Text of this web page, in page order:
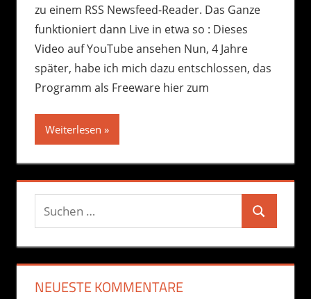
zu einem RSS Newsfeed-Reader. Das Ganze
funktioniert dann Live in etwa so : Dieses
Video auf YouTube ansehen Nun, 4 Jahre
später, habe ich mich dazu entschlossen, das
Programm als Freeware hier zum
Weiterlesen
Suchen
nach:
Suchen
NEUESTE KOMMENTARE